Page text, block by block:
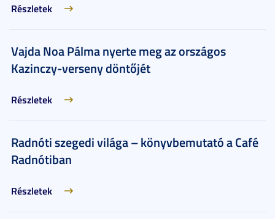
Részletek
Vajda Noa Pálma nyerte meg az országos
Kazinczy-verseny döntőjét
Részletek
Radnóti szegedi világa – könyvbemutató a Café
Radnótiban
Részletek